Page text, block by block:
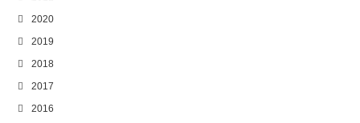
2020
2019
2018
2017
2016